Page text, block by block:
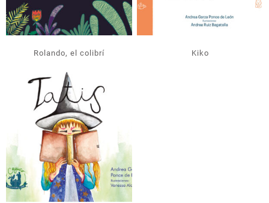
Rolando, el colibrí Kiko